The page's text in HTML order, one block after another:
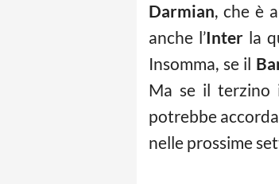
Darmian, che è
anche l’Inter la
Insomma, se il
Ma se il terzino
potrebbe
nelle prossime